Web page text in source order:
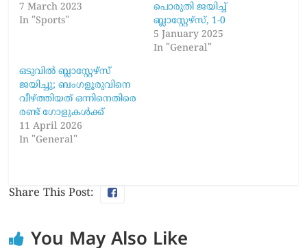
7 March 2023
In "Sports"
പൊരുതി ജയിച്ച്
ബ്ലാസ്റ്റേഴ്‌സ്, 1-0
5 January 2025
In "General"
ഒടുവിൽ ബ്ലാസ്റ്റേഴ്സ്
ജയിച്ചു; ബംഗളൂരുവിനെ
വീഴ്ത്തിയത് ഒന്നിനെതിരെ
രണ്ട് ഗോളുകൾക്ക്
11 April 2026
In "General"
Share This Post:
You May Also Like